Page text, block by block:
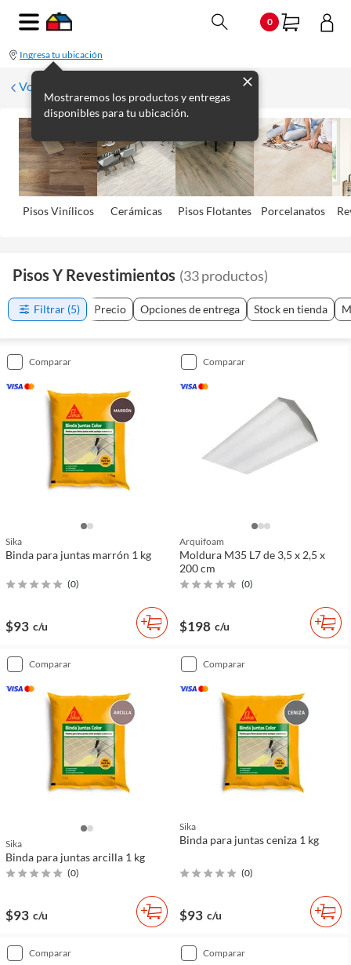
0
Ingresa tu ubicación
Mostraremos los productos y entregas
disponibles para tu ubicación.
Volver
Pisos Viní­licos Cerámicas Pisos Flotantes Porcelanatos
Pisos Y Revestimientos (33productos)
Filtrar (5) Precio Opciones de entrega Stock en tienda
comparar
Sika
Binda para juntas marrón 1 kg
(0)
$93 c/u
comparar
Arquifoam
Moldura M35 L7 de 3,5 x 2,5 x
200 cm
(0)
$198 c/u
comparar
Sika
Binda para juntas arcilla 1 kg
(0)
$93 c/u
comparar
Sika
Binda para juntas ceniza 1 kg
(0)
$93 c/u
comparar comparar